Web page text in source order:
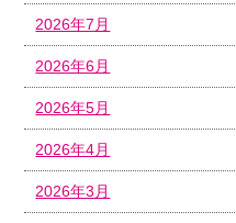
2026年7月
2026年6月
2026年5月
2026年4月
2026年3月